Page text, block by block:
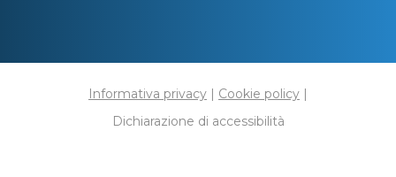
Informativa privacy | Cookie policy |
Dichiarazione di accessibilità